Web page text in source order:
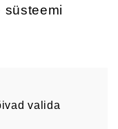
süsteemi
valida